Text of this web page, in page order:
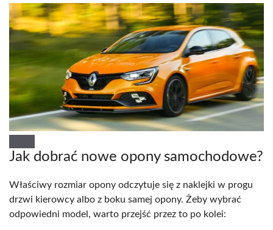
Jak dobrać nowe opony samochodowe?
Właściwy rozmiar opony odczytuje się z naklejki w progu
drzwi kierowcy albo z boku samej opony. Żeby wybrać
odpowiedni model, warto przejść przez to po kolei: